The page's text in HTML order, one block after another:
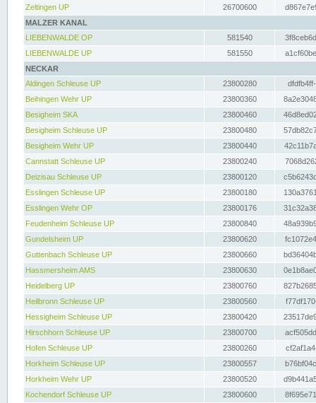
Zeltingen UP
26700600
MALZER KANAL
LIEBENWALDE OP
581540
LIEBENWALDE UP
581550
NECKAR
Aldingen Schleuse UP
23800280
Beihingen Wehr UP
23800360
Besigheim SKA
23800460
Besigheim Schleuse UP
23800480
Besigheim Wehr UP
23800440
Cannstatt Schleuse UP
23800240
Deizisau Schleuse UP
23800120
Esslingen Schleuse UP
23800180
Esslingen Wehr OP
23800176
Feudenheim Schleuse UP
23800840
Gundelsheim UP
23800620
Guttenbach Schleuse UP
23800660
Hassmersheim AMS
23800630
Heidelberg UP
23800760
Heilbronn Schleuse UP
23800560
Hessigheim Schleuse UP
23800420
Hirschhorn Schleuse UP
23800700
Hofen Schleuse UP
23800260
Horkheim Schleuse UP
23800557
Horkheim Wehr UP
23800520
Kochendorf Schleuse UP
23800600